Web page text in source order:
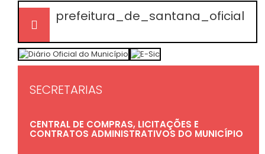
prefeitura_de_santana_oficial
SECRETARIAS
CENTRAL DE COMPRAS, LICITAÇÕES E
CONTRATOS ADMINISTRATIVOS DO MUNICÍPIO